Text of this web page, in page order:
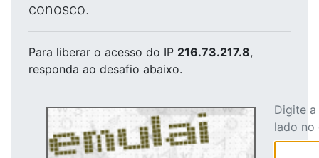
conosco.
Para liberar o acesso do IP 216.73.217.8,
responda ao desafio abaixo.
Digite
lado no